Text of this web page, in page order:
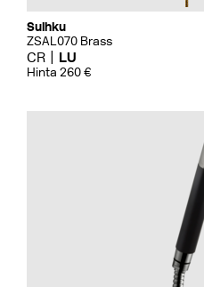
Suihku
ZSAL070 Brass
CR LU
Hinta 260 €